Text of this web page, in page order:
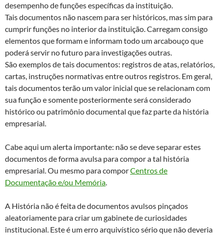
desempenho de funções específicas da instituição.
Tais documentos não nascem para ser históricos, mas sim para
cumprir funções no interior da instituição. Carregam consigo
elementos que formam e informam todo um arcabouço que
poderá servir no futuro para investigações outras.
São exemplos de tais documentos: registros de atas, relatórios,
cartas, instruções normativas entre outros registros. Em geral,
tais documentos terão um valor inicial que se relacionam com
sua função e somente posteriormente será considerado
histórico ou patrimônio documental que faz parte da história
empresarial.
Cabe aqui um alerta importante: não se deve separar estes
documentos de forma avulsa para compor a tal história
empresarial. Ou mesmo para comporCentros de
Documentação e/ou Memória.
A História não é feita de documentos avulsos pinçados
aleatoriamente para criar um gabinete de curiosidades
institucional. Este é um erro arquivístico sério que não deveria